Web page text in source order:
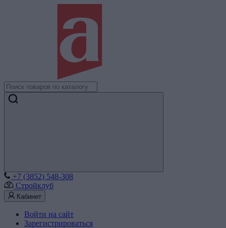
+7 (3852) 548-308
Стройклуб
Кабинет
Войти на сайт
Зарегистрироваться